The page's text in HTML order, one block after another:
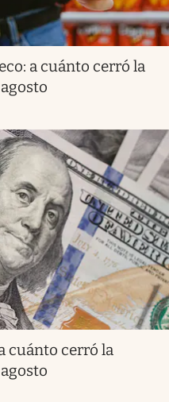
a cuánto cerró la
cuánto cerró la